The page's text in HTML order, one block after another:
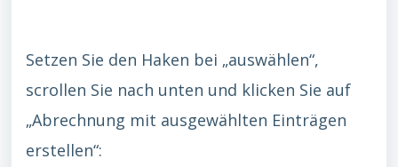
Setzen Sie den Haken bei „auswählen“,
scrollen Sie nach unten und klicken Sie auf
„Abrechnung mit ausgewählten Einträgen
erstellen“: